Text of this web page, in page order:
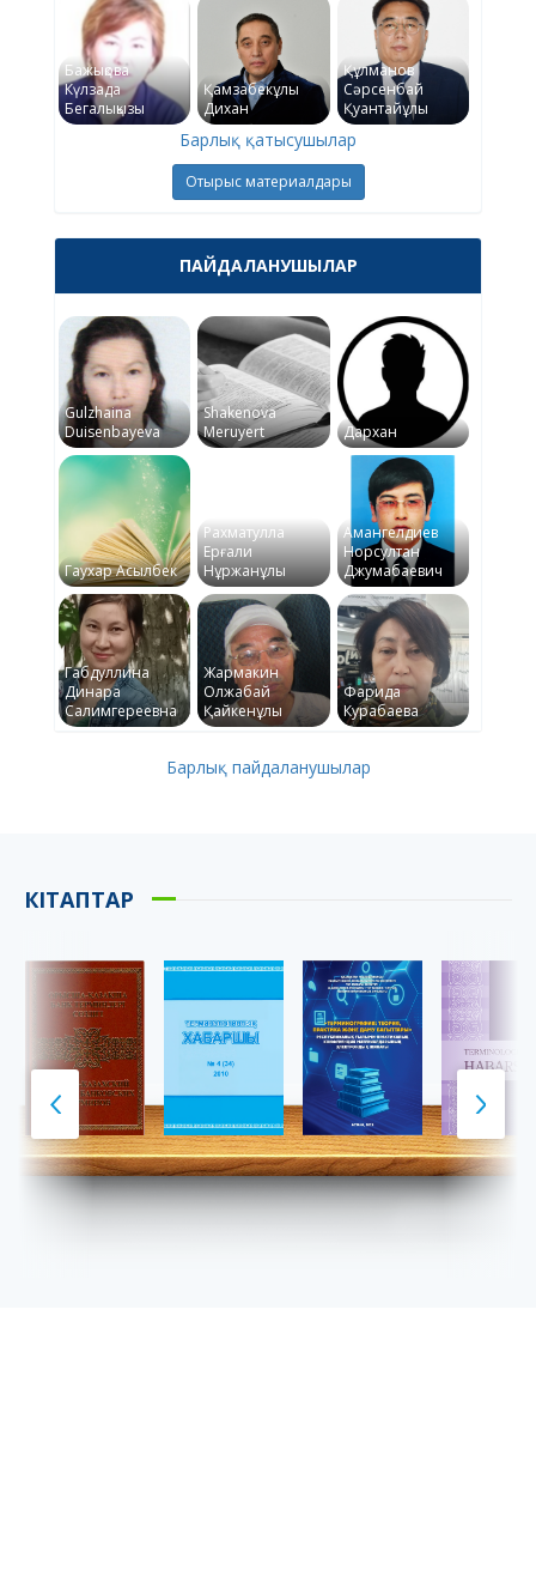
Бажықова
Күлзада
Бегалықызы
Қамзабекұлы
Дихан
Құлманов
Сәрсенбай
Қуантайұлы
Барлық қатысушылар
Отырыс материалдары
ПАЙДАЛАНУШЫЛАР
Gulzhaina
Duisenbayeva
Shakenova
Meruyert
Дархан
Гаухар Асылбек
Рахматулла
Ерғали
Нұржанұлы
Амангелдиев
Норсултан
Джумабаевич
Габдуллина
Динара
Салимгереевна
Жармакин
Олжабай
Қайкенұлы
Фарида
Курабаева
Барлық пайдаланушылар
КІТАПТАР